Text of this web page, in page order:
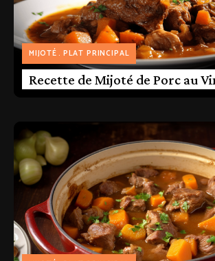
MIJOTÉ PLAT PRINCIPAL
Recette de Mijoté de Porc au